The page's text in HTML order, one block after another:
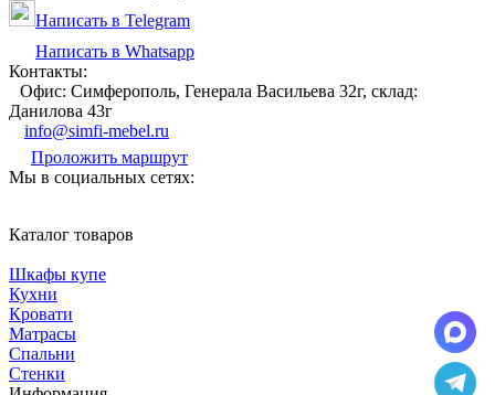
Написать в Telegram
Написать в Whatsapp
Контакты:
Офис: Симферополь, Генерала Васильева 32г, склад:
Данилова 43г
info@simfi-mebel.ru
Проложить маршрут
Мы в социальных сетях:
Каталог товаров
Шкафы купе
Кухни
Кровати
Матрасы
Cпальни
Стенки